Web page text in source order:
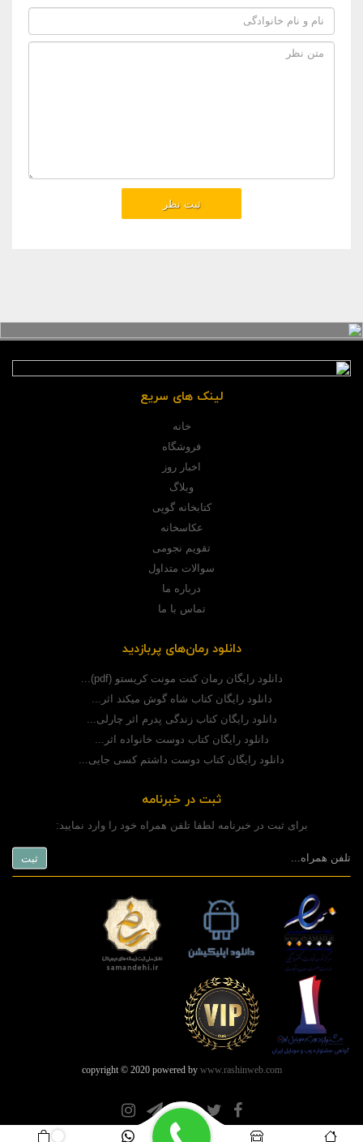
لینک های سریع
خانه
فروشگاه
اخبار روز
وبلاگ
کتابخانه گوپی
عکاسخانه
تقویم نجومی
سوالات متداول
درباره ما
تماس با ما
دانلود رمان‌های پربازدید
دانلود رایگان رمان کنت مونت کریستو (pdf)...
دانلود رایگان کتاب شاه گوش میکند اثر...
دانلود رایگان کتاب زندگی پدرم اثر چارلی...
دانلود رایگان کتاب دوست خانواده اثر...
دانلود رایگان کتاب دوست داشتم کسی جایی...
ثبت در خبرنامه
برای ثبت در خبرنامه لطفا تلفن همراه خود را وارد نمایید:
copyright © 2020 powered by www.rashinweb.com